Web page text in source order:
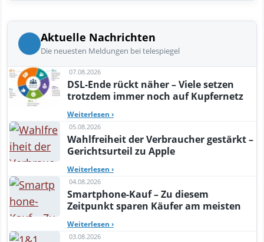
Aktuelle Nachrichten
Die neuesten Meldungen bei telespiegel
07.08.2026
DSL-Ende rückt näher – Viele setzen
trotzdem immer noch auf Kupfernetz
Weiterlesen ›
05.08.2026
Wahlfreiheit der Verbraucher gestärkt –
Gerichtsurteil zu Apple
Weiterlesen ›
04.08.2026
Smartphone-Kauf – Zu diesem
Zeitpunkt sparen Käufer am meisten
Weiterlesen ›
03.08.2026